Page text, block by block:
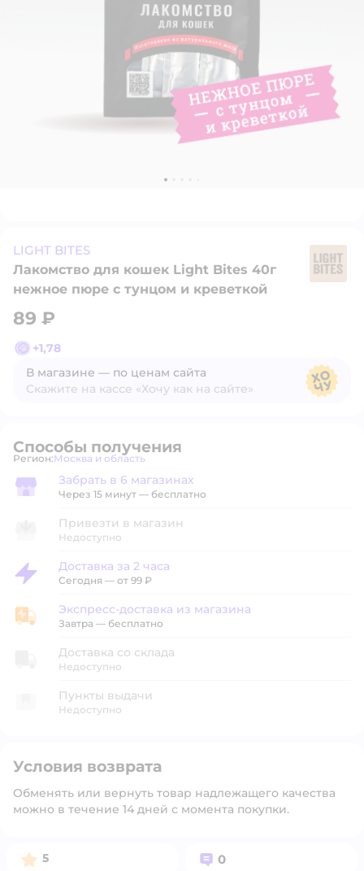
LIGHT BITES
Лакомство для кошек Light Bites 40г
нежное пюре с тунцом и креветкой
89 ₽
+1,78
В магазине — по ценам сайта
Скажите на кассе «Хочу как на сайте»
Способы получения
Регион: Выбор адреса доставки.
Москва и область
Забрать в магазине
Забрать в 6 магазинах
Через 15 минут — бесплатно
Привезти в магазин
Недоступно
Доставка за 2 часа
Доставка за 2 часа
Сегодня — от 99 ₽
Экспресс-доставка из магазина
Экспресс-доставка из магазина
Завтра — бесплатно
Доставка со склада
Недоступно
Пункты выдачи
Недоступно
Условия возврата
Обменять или вернуть товар надлежащего качества
можно в течение 14 дней с момента покупки.
Рейтинг:
5 Вопросов:
0